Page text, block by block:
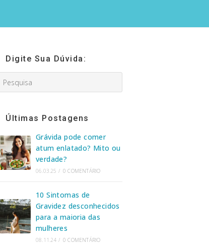
Digite Sua Dúvida:
this
Últimas Postagens
Grávida pode comer
atum enlatado? Mito ou
verdade?
06.03.25 / 0 COMENTÁRIO
10 Sintomas de
Gravidez desconhecidos
para a maioria das
mulheres
08.11.24 / 0 COMENTÁRIO